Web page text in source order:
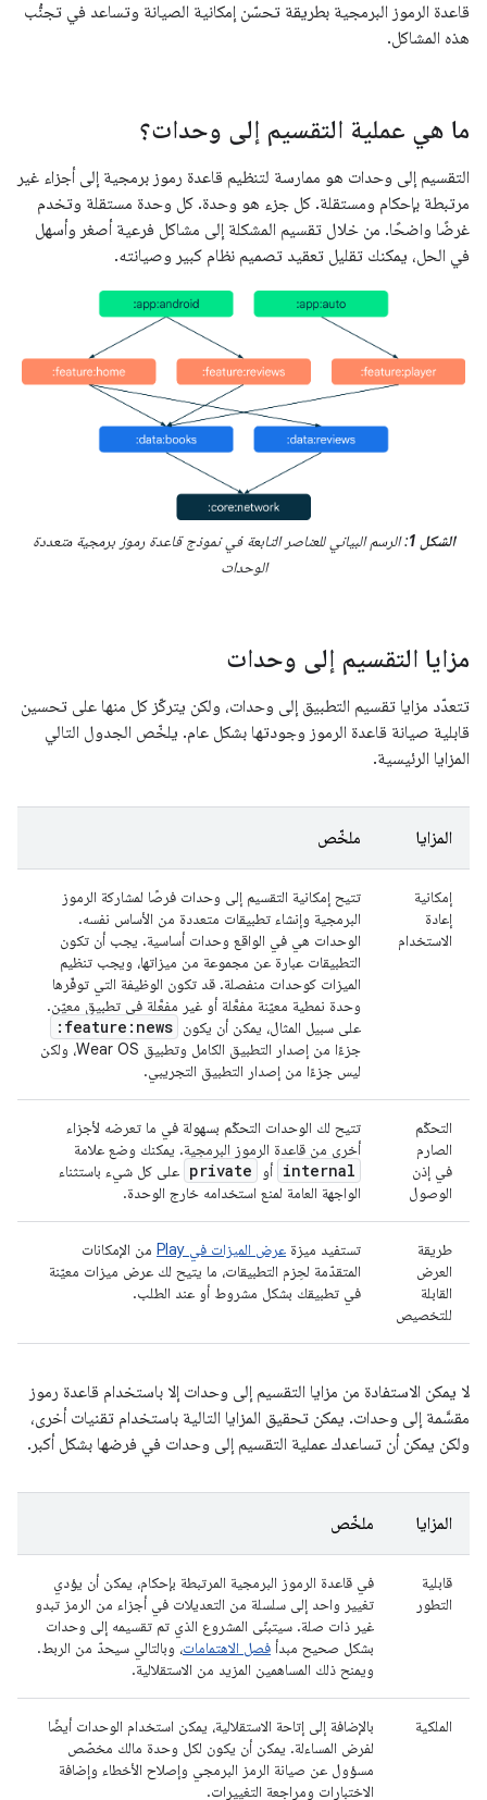
قاعدة الرموز البرمجية بطريقة تحسّن إمكانية الصيانة وتساعد في تجنُّب
هذه المشاكل.
ما هي عملية التقسيم إلى وحدات؟
التقسيم إلى وحدات هو ممارسة لتنظيم قاعدة رموز برمجية إلى أجزاء غير
مرتبطة بإحكام ومستقلة. كل جزء هو وحدة. كل وحدة مستقلة وتخدم
غرضًا واضحًا. من خلال تقسيم المشكلة إلى مشاكل فرعية أصغر وأسهل
في الحل، يمكنك تقليل تعقيد تصميم نظام كبير وصيانته.
الشكل 1 : الرسم البياني للعناصر التابعة في نموذج قاعدة رموز برمجية متعددة
الوحدات
مزايا التقسيم إلى وحدات
تتعدّد مزايا تقسيم التطبيق إلى وحدات، ولكن يتركّز كل منها على تحسين
قابلية صيانة قاعدة الرموز وجودتها بشكل عام. يلخّص الجدول التالي
المزايا الرئيسية.
المزايا ملخّص
إمكانية
إعادة
الاستخدام
تتيح إمكانية التقسيم إلى وحدات فرصًا لمشاركة الرموز
البرمجية وإنشاء تطبيقات متعددة من الأساس نفسه.
الوحدات هي في الواقع وحدات أساسية. يجب أن تكون
التطبيقات عبارة عن مجموعة من ميزاتها، ويجب تنظيم
الميزات كوحدات منفصلة. قد تكون الوظيفة التي توفّرها
وحدة نمطية معيّنة مفعَّلة أو غير مفعَّلة في تطبيق معيّن.
على سبيل المثال، يمكن أن يكون :feature:news
جزءًا من إصدار التطبيق الكامل وتطبيق Wear OS، ولكن
ليس جزءًا من إصدار التطبيق التجريبي.
التحكّم
الصارم
في إذن
الوصول
تتيح لك الوحدات التحكّم بسهولة في ما تعرضه لأجزاء
أخرى من قاعدة الرموز البرمجية. يمكنك وضع علامة
internal أو private على كل شيء باستثناء
الواجهة العامة لمنع استخدامه خارج الوحدة.
طريقة
العرض
القابلة
للتخصيص
تستفيد ميزة عرض الميزات في Play
من الإمكانات
المتقدّمة لحِزم التطبيقات، ما يتيح لك عرض ميزات معيّنة
في تطبيقك بشكل مشروط أو عند الطلب.
لا يمكن الاستفادة من مزايا التقسيم إلى وحدات إلا باستخدام قاعدة رموز
مقسَّمة إلى وحدات. يمكن تحقيق المزايا التالية باستخدام تقنيات أخرى،
ولكن يمكن أن تساعدك عملية التقسيم إلى وحدات في فرضها بشكل أكبر.
المزايا ملخّص
قابلية
التطور
في قاعدة الرموز البرمجية المرتبطة بإحكام، يمكن أن يؤدي
تغيير واحد إلى سلسلة من التعديلات في أجزاء من الرمز تبدو
غير ذات صلة. سيتبنّى المشروع الذي تم تقسيمه إلى وحدات
بشكل صحيح مبدأ فصل الاهتمامات، وبالتالي سيحدّ من الربط.
ويمنح ذلك المساهمين المزيد من الاستقلالية.
الملكية
بالإضافة إلى إتاحة الاستقلالية، يمكن استخدام الوحدات أيضًا
لفرض المساءلة. يمكن أن يكون لكل وحدة مالك مخصّص
مسؤول عن صيانة الرمز البرمجي وإصلاح الأخطاء وإضافة
الاختبارات ومراجعة التغييرات.